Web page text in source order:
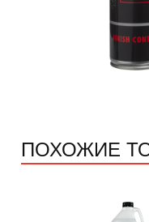
ПОХОЖИЕ